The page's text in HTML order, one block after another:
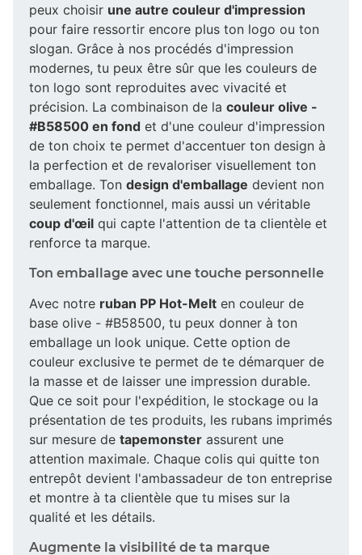
peux choisir une autre couleur d'impression
pour faire ressortir encore plus ton logo ou ton
slogan. Grâce à nos procédés d'impression
modernes, tu peux être sûr que les couleurs de
ton logo sont reproduites avec vivacité et
précision. La combinaison de la couleur olive -
#B58500 en fond et d'une couleur d'impression
de ton choix te permet d'accentuer ton design à
la perfection et de revaloriser visuellement ton
emballage. Ton design d'emballage devient non
seulement fonctionnel, mais aussi un véritable
coup d'œil qui capte l'attention de ta clientèle et
renforce ta marque.
Ton emballage avec une touche personnelle
Avec notre ruban PP Hot-Melt en couleur de
base olive - #B58500, tu peux donner à ton
emballage un look unique. Cette option de
couleur exclusive te permet de te démarquer de
la masse et de laisser une impression durable.
Que ce soit pour l'expédition, le stockage ou la
présentation de tes produits, les rubans imprimés
sur mesure de tapemonster assurent une
attention maximale. Chaque colis qui quitte ton
entrepôt devient l'ambassadeur de ton entreprise
et montre à ta clientèle que tu mises sur la
qualité et les détails.
Augmente la visibilité de ta marque